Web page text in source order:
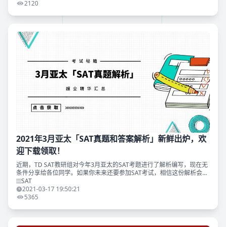
2120
2021年3月亚太「SAT真题和答案解析」新鲜出炉，欢
迎下载领取！
近期，TD SAT教研组对今年3月亚太的SAT考题进行了解析编写，现在无
条件分享给各位同学。如果你未来还要参加SAT考试，相信这份解析会对
你非常有价值。领取方式见文末。 本次考试除迪拜等少数地方的考场重
复使用了2
SAT
2021-03-17 19:50:21
5365